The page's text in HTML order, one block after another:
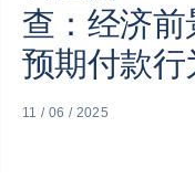
查：经济
预期付款行
11 / 06 / 2025